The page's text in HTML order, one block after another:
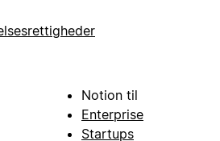
Notion til
Enterprise
Startups